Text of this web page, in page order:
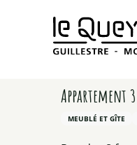
Accueil
Appartement
MEUBLÉ ET GÎTE